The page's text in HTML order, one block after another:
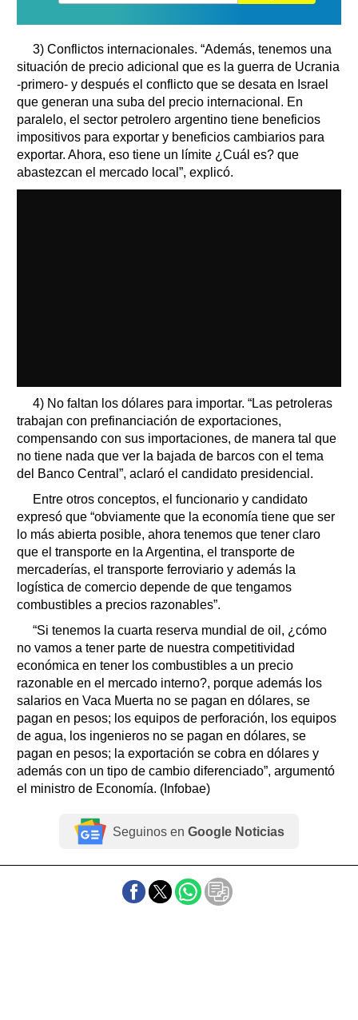
3) Conflictos internacionales. “Además, tenemos una
situación de precio adicional que es la guerra de Ucrania
-primero- y después el conflicto que se desata en Israel
que generan una suba del precio internacional. En
paralelo, el sector petrolero argentino tiene beneficios
impositivos para exportar y beneficios cambiarios para
exportar. Ahora, eso tiene un límite ¿Cuál es? que
abastezcan el mercado local”, explicó.
4) No faltan los dólares para importar. “Las petroleras
trabajan con prefinanciación de exportaciones,
compensando con sus importaciones, de manera tal que
no tiene nada que ver la bajada de barcos con el tema
del Banco Central”, aclaró el candidato presidencial.
Entre otros conceptos, el funcionario y candidato
expresó que “obviamente que la economía tiene que ser
lo más abierta posible, ahora tenemos que tener claro
que el transporte en la Argentina, el transporte de
mercaderías, el transporte ferroviario y además la
logística de comercio depende de que tengamos
combustibles a precios razonables”.
“Si tenemos la cuarta reserva mundial de oil, ¿cómo
no vamos a tener parte de nuestra competitividad
económica en tener los combustibles a un precio
razonable en el mercado interno?, porque además los
salarios en Vaca Muerta no se pagan en dólares, se
pagan en pesos; los equipos de perforación, los equipos
de agua, los ingenieros no se pagan en dólares, se
pagan en pesos; la exportación se cobra en dólares y
además con un tipo de cambio diferenciado”, argumentó
el ministro de Economía. (Infobae)
Seguinos en Google Noticias